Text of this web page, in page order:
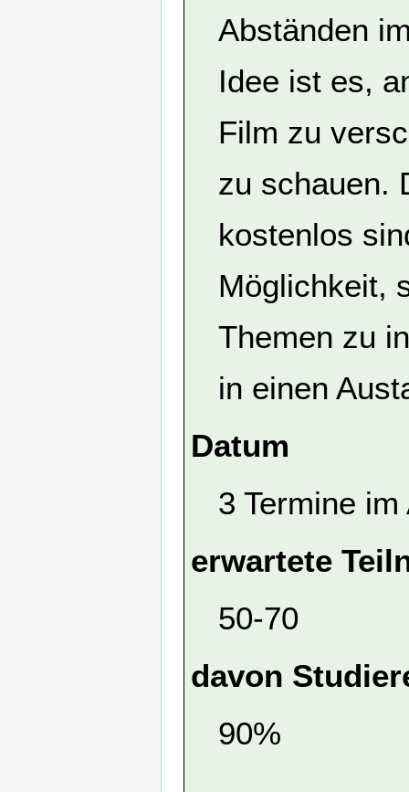
Abständen
Idee ist es,
Film zu
zu schauen.
kostenlos
Möglichkeit,
Themen zu
in einen
Datum
3 Termine
erwartete
50-70
davon
90%